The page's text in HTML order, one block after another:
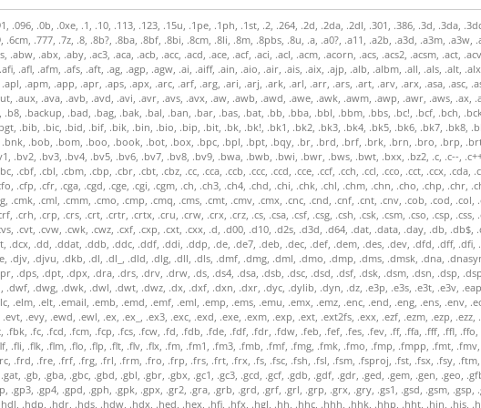
.bwr, .bws, .bwt, .bxx, .bz2, .c, .c--, .c++, .c00, .c01, .c2d, .c4d, .c60, .c86, .ca, .cab, .cac, .cache, .cad, .cad, .cag, .cal, .calb, .cam, .can, .cap, .car, .cas, .cat, .cb, .cbc, .cbf, .cbl, .cbm, .cbp, .cbr, .cbt, .cbz, .cc, .cca, .ccb, .ccc, .ccd, .cce, .ccf, .cch, .ccl, .cco, .cct, .ccx, .cda, .cdb, .cdd, .cde, .cdf, .cdg, .cdi, .cdk, .cdl, .cdm, .cdp, .cdr, .cdt, .cdx, .ce, .ceb, .ceg, .cel, .cf, .cfb, .cfc, .cfg, .cfl, .cfm, .cfn, .cfo, .cfp, .cfr, .cga, .cgd, .cge, .cgi, .cgm, .ch, .ch3, .ch4, .chd, .chi, .chk, .chl, .chm, .chn, .cho, .chp, .chr, .cht, .chw, .cid, .cif, .ciff, .cil, .cit, .cix, .ckb, .cl, .cl3, .cl4, .cl5, .class, .clb, .clg, .cli, .clm, .clp, .clpi, .clr, .cls, .cm, .cmd, .cmf, .cmg, .cmk, .cml, .cmm, .cmo, .cmp, .cmq, .cms, .cmt, .cmv, .cmx, .cnc, .cnd, .cnf, .cnt, .cnv, .cob, .cod, .col, .com, .con, .conf, .config, .cor, .cpd, .cpe, .cpf, .cph, .cpi, .cpl, .cpo, .cpp, .cpr, .cps, .cpt, .cpx, .cpy, .cpz, .cr2, .crc, .crd, .crf, .crh, .crp, .crs, .crt, .crtr, .crtx, .cru, .crw, .crx, .crz, .cs, .csa, .csf, .csg, .csh, .csk, .csm, .cso, .csp, .css, .cst, .csv, .ct, .ctc, .ctd, .ctf, .ctg, .ctl, .ctn, .ctt, .ctu, .ctx, .cty, .cue, .cuf, .cul, .cur, .cut, .cv4, .cv5, .cva, .cvb, .cvd, .cvp, .cvr, .cvs, .cvt, .cvw, .cwk, .cwz, .cxf, .cxp, .cxt, .cxx, .d, .d00, .d10, .d2s, .d3d, .d64, .dat, .data, .day, .db, .db$, .db2, .db3, .dba, .dbb, .dbd, .dbf, .dbg, .dbk, .dbl, .dbm, .dbo, .dbs, .dbt, .dbw, .dbx, .dca, .dcf, .dcm, .dcp, .dcr, .dcs, .dct, .dcx, .dd, .ddat, .ddb, .ddc, .ddf, .ddi, .ddp, .de, .de7, .deb, .dec, .def, .dem, .des, .dev, .dfd, .dff, .dfi, .dfl, .dfm, .dfs, .dft, .dfv, .dfx, .dgn, .dgr, .dgs, .dh, .dhp, .dht, .dhy, .dia, .dib, .dic, .dif, .dig, .dip, .dir, .dis, .divx, .diz, .dje, .djv, .djvu, .dkb, .dl, .dl_, .dld, .dlg, .dll, .dls, .dmf, .dmg, .dml, .dmo, .dmp, .dms, .dmsk, .dna, .dnasym, .dnax, .dne, .dng, .dnl, .do, .doc, .docm, .docx, .dog, .doh, .dol, .dos, .dot, .dotx, .dox, .doz, .dp, .dpg, .dpk, .dpp, .dpr, .dps, .dpt, .dpx, .dra, .drs, .drv, .drw, .ds, .ds4, .dsa, .dsb, .dsc, .dsd, .dsf, .dsk, .dsm, .dsn, .dsp, .dsp2, .dsr, .dss, .dst, .dsw, .dsy, .dt_, .dta, .dtd, .dtf, .dtp, .dup, .dus, .dvc, .dvf, .dvi, .dvp, .dvr, .dvr-ms, .dw2, .dwc, .dwd, .dwf, .dwg, .dwk, .dwl, .dwt, .dwz, .dx, .dxf, .dxn, .dxr, .dyc, .dylib, .dyn, .dz, .e3p, .e3s, .e3t, .e3v, .eap, .ear, .eas, .ebj, .ebo, .ebp, .ecf, .eco, .ecw, .edb, .edl, .edr, .eds, .edt, .eeb, .efe, .eft, .efx, .ega, .ek5, .ek6, .ekm, .el, .elc, .elm, .elt, .email, .emb, .emd, .emf, .eml, .emp, .ems, .emu, .emx, .emz, .enc, .end, .eng, .ens, .env, .eot, .epd, .epf, .epi, .epp, .eps, .epub, .eqn, .erd, .erm, .err, .esh, .esl, .esp, .ess, .est, .etf, .eth, .ets, .etx, .ev, .evi, .evl, .evr, .evt, .evy, .ewd, .ewl, .ex, .ex_, .ex3, .exc, .exd, .exe, .exm, .exp, .ext, .ext2fs, .exx, .ezf, .ezm, .ezp, .ezz, .f, .f_i, .f01, .f06, .f07, .f08, .f09, .f10, .f11, .f12, .f13, .f14, .f16, .f2, .f2r, .f3r, .f4v, .f77, .f90, .f96, .fac, .faq, .far, .fav, .fax, .fbc, .fbk, .fc, .fcd, .fcm, .fcp, .fcs, .fcw, .fd, .fdb, .fde, .fdf, .fdr, .fdw, .feb, .fef, .fes, .fev, .ff, .ffa, .fff, .ffl, .ffo, .fft, .ffx, .fgd, .fh10, .fh3, .fh4, .fh5, .fh6, .fh7, .fh8, .fh9, .fi, .fif, .fig, .fil, .fin, .fio, .fit, .fix, .fky, .fla, .flac, .flb, .flc, .fld, .fle, .flf, .fli, .flk, .flm, .flo, .flp, .flt, .flv, .flx, .fm, .fm1, .fm3, .fmb, .fmf, .fmg, .fmk, .fmo, .fmp, .fmpp, .fmt, .fmv, .fmz, .fn3, .fnt, .fnx, .fo1, .fo2, .fol, .fon, .for, .fot, .fp, .fp3, .fp4, .fp5, .fpb, .fpc, .fpk, .fpr, .fpt, .fpw, .fpx, .fqy, .fr3, .frc, .frd, .fre, .frf, .frg, .frl, .frm, .fro, .frp, .frs, .frt, .frx, .fs, .fsc, .fsh, .fsl, .fsm, .fsproj, .fst, .fsx, .fsy, .ftm, .ftp, .fts, .ftw, .fus, .fvt, .fw, .fw2, .fw3, .fwp, .fx, .fxd, .fxm, .fxo, .fxp, .fxr, .fxs, .g, .g3, .g3f, .g3n, .g8, .gab, .gal, .gam, .gat, .gb, .gba, .gbc, .gbd, .gbl, .gbr, .gbx, .gc1, .gc3, .gcd, .gcf, .gdb, .gdf, .gdr, .ged, .gem, .gen, .geo, .gfb, .gft, .gfx, .gg, .gho, .ghs, .gib, .gid, .gif, .gig, .giw, .gl, .glm, .gls, .gly, .gmd, .gmf, .gml, .gmp, .gno, .gnt, .goc, .goh, .gp, .gp3, .gp4, .gpd, .gph, .gpk, .gpx, .gr2, .gra, .grb, .grd, .grf, .grl, .grp, .grx, .gry, .gs1, .gsd, .gsm, .gsp, .gsw, .gtp, .gts, .gup, .gwi, .gwp, .gxd, .gxl, .gxt, .gym, .gz, .gzip, .h, .h--, .h!, .h++, .ha, .ham, .hap, .hbk, .hbs, .hcr, .hdf, .hdl, .hdp, .hdr, .hds, .hdw, .hdx, .hed, .hex, .hfi, .hfx, .hgl, .hh, .hhc, .hhh, .hhk, .hhp, .hht, .hin, .his, .hlb, .hlp, .hlz, .hm3, .hmm, .hnc, .hof, .hp8, .hpf, .hpg, .hpi, .hpj, .hpk, .hpm, .hpp, .hqx, .hrf,